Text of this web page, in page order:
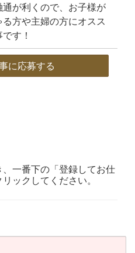
が利くので、お子様が
方や主婦の方にオスス
す！
に応募する
一番下の「登録してお仕
ックしてください。